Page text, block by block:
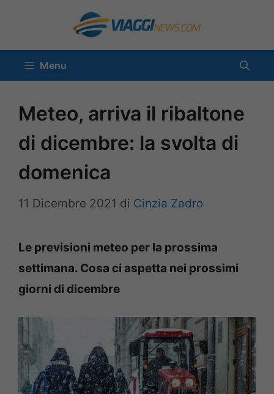
contenuto
Menu
Meteo, arriva il ribaltone
di dicembre: la svolta di
domenica
11 Dicembre 2021 di Cinzia Zadro
Le previsioni meteo per la prossima
settimana. Cosa ci aspetta nei prossimi
giorni di dicembre